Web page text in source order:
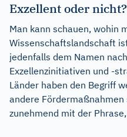
Exzellent oder nicht?
Man kann schauen, wohin
Wissenschaftslandschaft
jedenfalls dem Namen
Exzellenzinitiativen und -
Länder haben den Begriff
andere
zunehmend mit der